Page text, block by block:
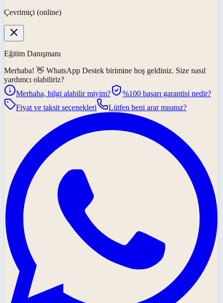
Çevrimiçi (online)
Eğitim Danışmanı
Merhaba! 👋 WhatsApp Destek birimine hoş geldiniz. Size nasıl
yardımcı olabiliriz?
Merhaba, bilgi alabilir miyim?
%100 başarı garantisi nedir?
Fiyat ve taksit seçenekleri
Lütfen beni arar mısınız?